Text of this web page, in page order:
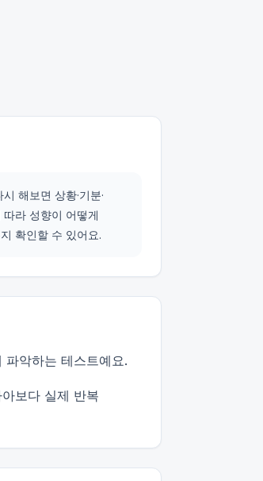
해보면 상황·기분·
따라 성향이 어떻게
확인할 수 있어요.
파악하는 테스트예요.
보다 실제 반복